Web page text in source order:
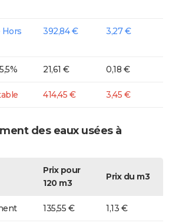
Hors
392,84 € 3,27 €
21,61 € 0,18 €
414,45 € 3,45 €
des eaux usées à
Prix pour
120 m3
Prix du m3
135,55 € 1,13 €